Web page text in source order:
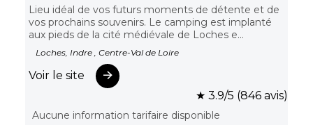
Lieu idéal de vos futurs moments de détente et de
vos prochains souvenirs. Le camping est implanté
aux pieds de la cité médiévale de Loches e...
Loches, Indre , Centre-Val de Loire
Voir le site
★ 3.9/5 (846 avis)
Aucune information tarifaire disponible